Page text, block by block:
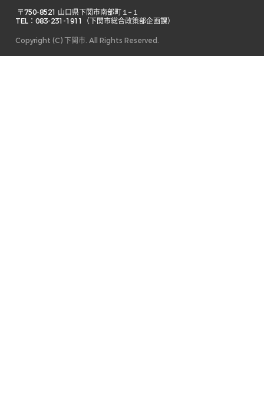
TEL：083-231-1911（下関市総合政策部企画課）
Copyright (C) 下関市. All Rights Reserved.